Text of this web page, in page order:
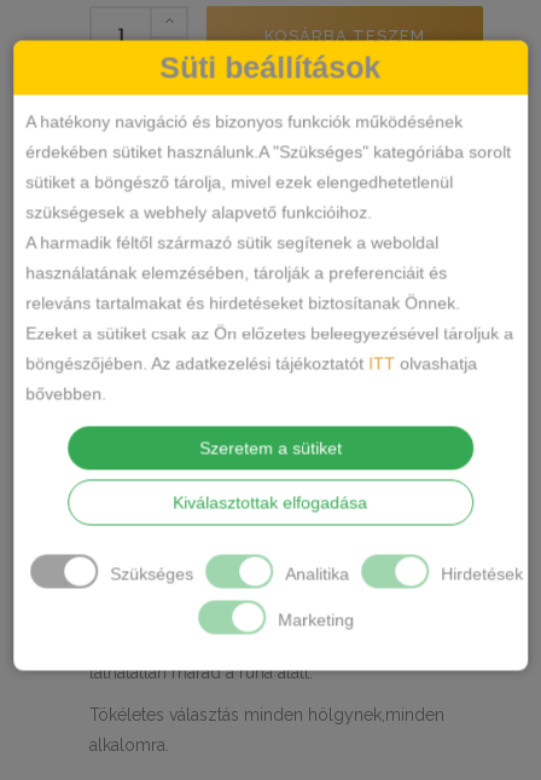
Lézervágott
mennyiség
KOSÁRBA TESZEM
SKU 3415
KATEGÓRIÁK Alsónemű,Bugyi
CÍMKÉK
MEGOSZTÁS
LEÍRÁS
TOVÁBBI INFORMÁCIÓK
Ápolás: Gépben mosható
anyagból.
Testhez simuló ruhák elengedhetetlen
darabja,varrás nélküli fazonjának köszönhetően
láthatatlan marad a ruha alatt.
Tökéletes választás minden hölgynek,minden
alkalomra.
Süti beállítások
A hatékony navigáció és bizonyos funkciók működésének
érdekében sütiket használunk.A "Szükséges" kategóriába sorolt
sütiket a böngésző tárolja, mivel ezek elengedhetetlenül
szükségesek a webhely alapvető funkcióihoz.
A harmadik féltől származó sütik segítenek a weboldal
használatának elemzésében, tárolják a preferenciáit és
releváns tartalmakat és hirdetéseket biztosítanak Önnek.
Ezeket a sütiket csak az Ön előzetes beleegyezésével tároljuk a
böngészőjében. Az adatkezelési tájékoztatót ITT olvashatja
bővebben.
Szeretem a sütiket
Kiválasztottak elfogadása
Szükséges Analitika Hirdetések
Marketing